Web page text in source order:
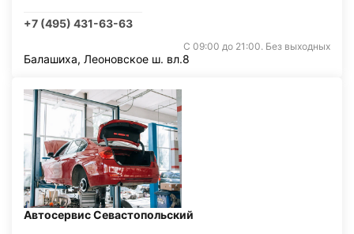
+7 (495) 431-63-63
С 09:00 до 21:00. Без выходных
Балашиха, Леоновское ш. вл.8
Автосервис Севастопольский